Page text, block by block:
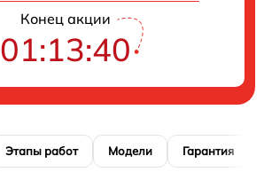
Конец акции
01:13:40
Этапы работ Модели Гарантия